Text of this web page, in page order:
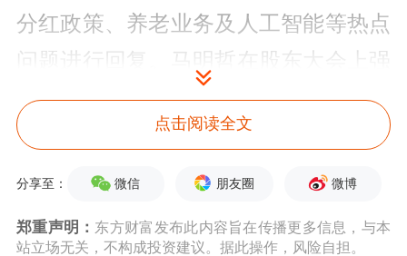
分红政策、养老业务及人工智能等热点
问题进行回复。马明哲在股东大会上强
调，人工智能已在平安主业的各个环节
全面铺开
。他认为，在人工智能时代，
平安的竞争力将会持续增强。
被坊间评为深圳科技“四姐妹”引热议，
点击阅读全文
分享至： 微信 朋友圈 微博
郑重声明： 东方财富发布此内容旨在传播更多信息，与本
站立场无关，不构成投资建议。据此操作，风险自担。